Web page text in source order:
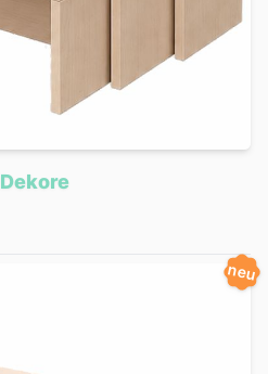
neu